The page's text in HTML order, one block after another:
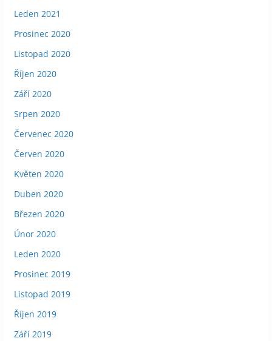
Leden 2021
Prosinec 2020
Listopad 2020
Říjen 2020
Září 2020
Srpen 2020
Červenec 2020
Červen 2020
Květen 2020
Duben 2020
Březen 2020
Únor 2020
Leden 2020
Prosinec 2019
Listopad 2019
Říjen 2019
Září 2019